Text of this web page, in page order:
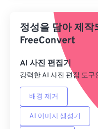
사전 설정에서
사전 설정으로 저
정성을 담아 제
FreeConvert
AI 사진 편집기
강력한 AI 사진 편집 도
배경 제거
AI 이미지 생성기